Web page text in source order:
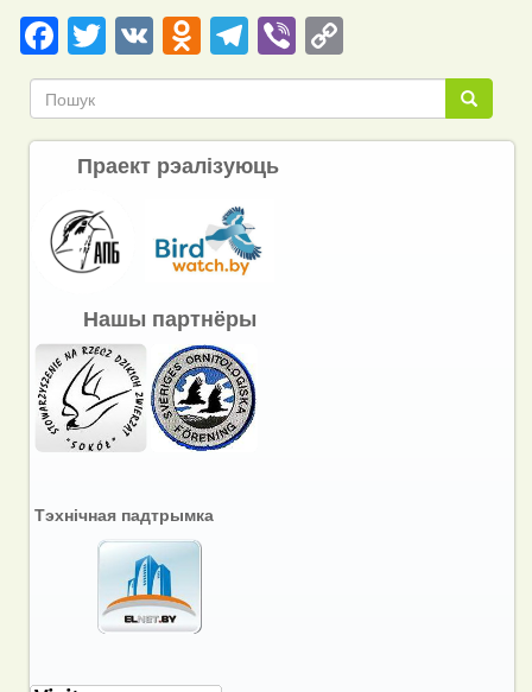
Facebook
Twitter
VKOdnoklassniki
Telegram
ViberCopy
Link Пошук
Пошук
Праект рэалізуюць
Нашы партнёры
Тэхнічная падтрымка